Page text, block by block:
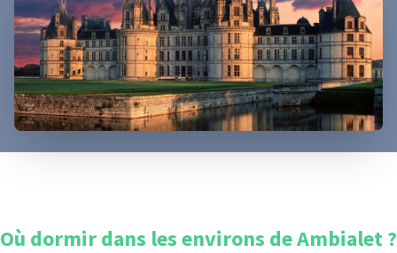
Où dormir dans les environs deAmbialet?